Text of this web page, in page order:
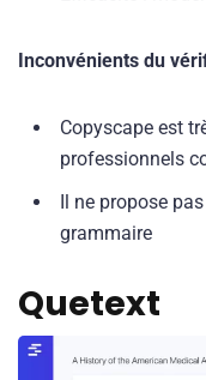
Inconvénients du
Copyscape est
professionnels
Il ne propose
grammaire
Quetext